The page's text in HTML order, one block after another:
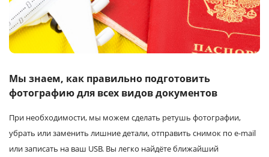
Полиграфия
Услуги и сервис
Магазин
Мы знаем, как правильно подготовить
фотографию для всех видов документов
При необходимости, мы можем сделать ретушь фотографии,
убрать или заменить лишние детали, отправить снимок по e-mail
или записать на ваш USB. Вы легко найдёте ближайший